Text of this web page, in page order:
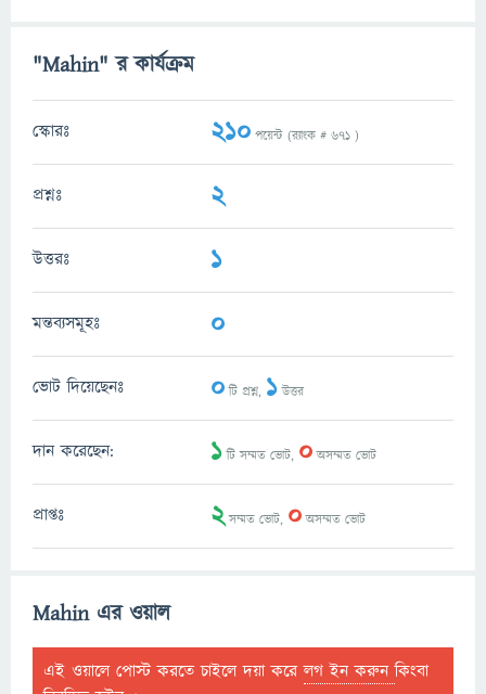
"Mahin" র কার্যক্রম
স্কোরঃ 210 পয়েন্ট (র‌্যাংক # 671 )
প্রশ্নঃ 2
উত্তরঃ 1
মন্তব্যসমূহঃ 0
ভোট দিয়েছেনঃ 0টি প্রশ্ন, 1উত্তর
দান করেছেন: 1টি সম্মত ভোট, 0অসম্মত ভোট
প্রাপ্তঃ 2সম্মত ভোট, 0অসম্মত ভোট
Mahin এর ওয়াল
এই ওয়ালে পোস্ট করতে চাইলে দয়া করেলগ ইন করুনকিংবা